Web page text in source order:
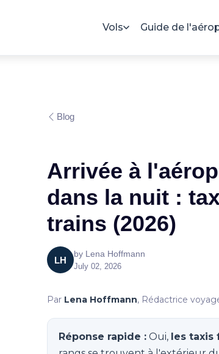
Vols Guide de
Blog
Arrivée à
dans la nuit :
trains (2026)
LH
by Lena Hoffmann
July 02, 2026
Par Lena Hoffmann, Rédactrice
Réponse rapide : Oui, les taxis